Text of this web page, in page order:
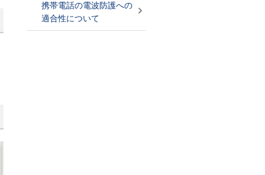
携帯電話の電波防護への
適合性について